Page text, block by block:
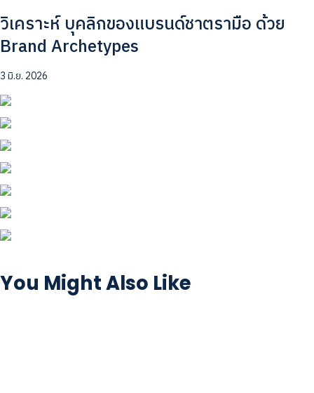
วิเคราะห์ บุคลิกของแบรนด์ชาตรามือ ด้วย
Brand Archetypes
3 มิ.ย. 2026
You Might Also Like